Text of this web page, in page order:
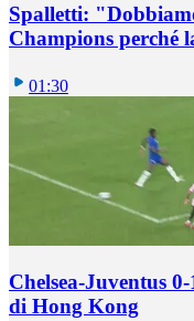
Spalletti:
Champions perché
01:30
Chelsea-Juventus
di Hong Kong